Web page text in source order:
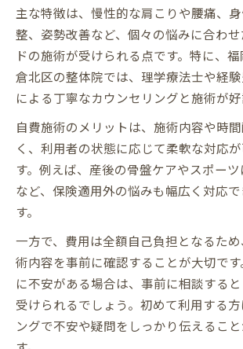
主な特徴は、慢性的な肩こりや腰痛、
整、姿勢改善など、個々の悩みに合わ
ドの施術が受けられる点です。特に、
倉北区の整体院では、理学療法士や経
による丁寧なカウンセリングと施術が好
自費施術のメリットは、施術内容や時
く、利用者の状態に応じて柔軟な対応
す。例えば、産後の骨盤ケアやスポー
など、保険適用外の悩みも幅広く対応
す。
一方で、費用は全額自己負担となるた
術内容を事前に確認することが大切で
に不安がある場合は、事前に相談する
受けられるでしょう。初めて利用する
ングで不安や疑問をしっかり伝えるこ